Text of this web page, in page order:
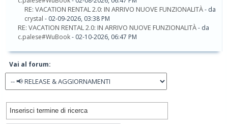
RE: VACATION RENTAL 2.0: IN ARRIVO NUOVE FUNZIONALITÀ- da
crystal - 02-09-2026, 03:38 PM
RE: VACATION RENTAL 2.0: IN ARRIVO NUOVE FUNZIONALITÀ- da
c.palese#WuBook- 02-10-2026, 06:47 PM
Vai al forum: